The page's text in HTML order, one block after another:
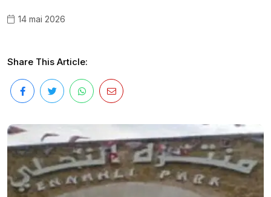
14 mai 2026
Share This Article: